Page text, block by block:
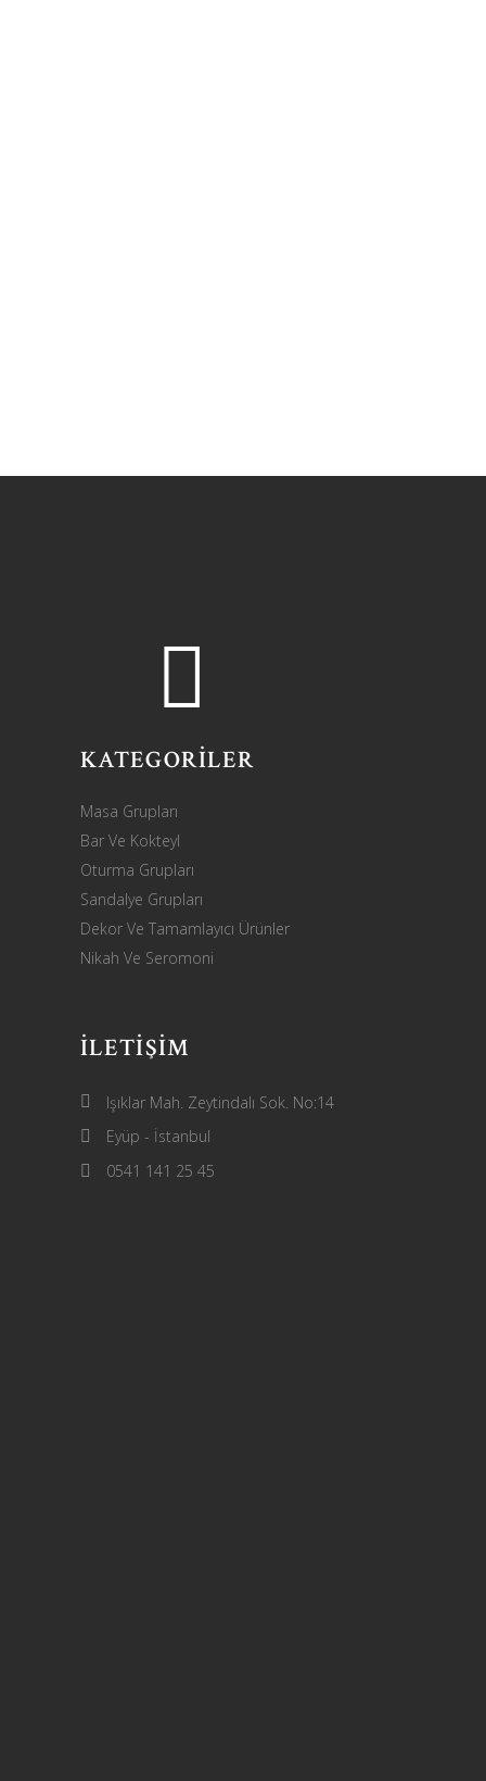
KATEGORİLER
Masa Grupları
Bar Ve Kokteyl
Oturma Grupları
Sandalye Grupları
Dekor Ve Tamamlayıcı Ürünler
Nikah Ve Seromoni
İLETIŞIM
Işıklar Mah. Zeytindalı Sok. No:14
Eyüp - İstanbul
0541 141 25 45